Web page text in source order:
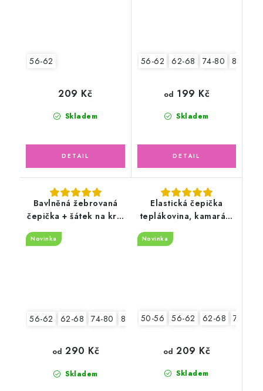
56-62
Skladem
209 Kč
56-62 62-68 74-80 80-86
Skladem
od 199 Kč
Bavlněná žebrovaná
čepička + šátek na krk,
oříšková latté
Novinka
56-62 62-68 74-80 80-86
Skladem
od 290 Kč
Elastická čepička
teplákovina, kamarádi
zvířátka
Novinka
50-56 56-62 62-68 74-80
Skladem
od 209 Kč